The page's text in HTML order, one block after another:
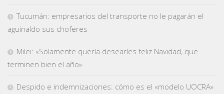
Tucumán: empresarios del transporte no le pagarán el
aguinaldo sus choferes
Milei: «Solamente quería desearles feliz Navidad, que
terminen bien el año»
Despido e indemnizaciones: cómo es el «modelo UOCRA»